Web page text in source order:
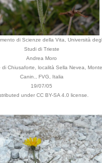
di Scienze della Vita, Università
Studi di Trieste
Andrea Moro
di Chiusaforte, località Sella Nevea, Monte
Canin., FVG, Italia
19/07/05
under CC BY-SA 4.0 license.